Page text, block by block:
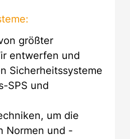
größter
entwerfen und
Sicherheitssysteme
SPS und
um die
Normen und -